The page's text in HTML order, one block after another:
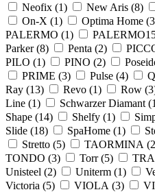
Neofix (1) New Aris (8)
On-X (1) Optima Home (3
PALERMO (1)
Parker (8) Penta (2)
PILO (1) PINO (2)
PRIME (3) Pulse (4)
Ray (13) Revo (1) Row (3
Line (1) Schwarzer Diamant (1
Shape (14) Shelfy (1)
Slide (18) SpaHome (1)
Stretto (5) TAORMINA (2
TONDO (3) Torr (5)
Unisteel (2) Uniterm (1)
Victoria (5) VIOLA (3)